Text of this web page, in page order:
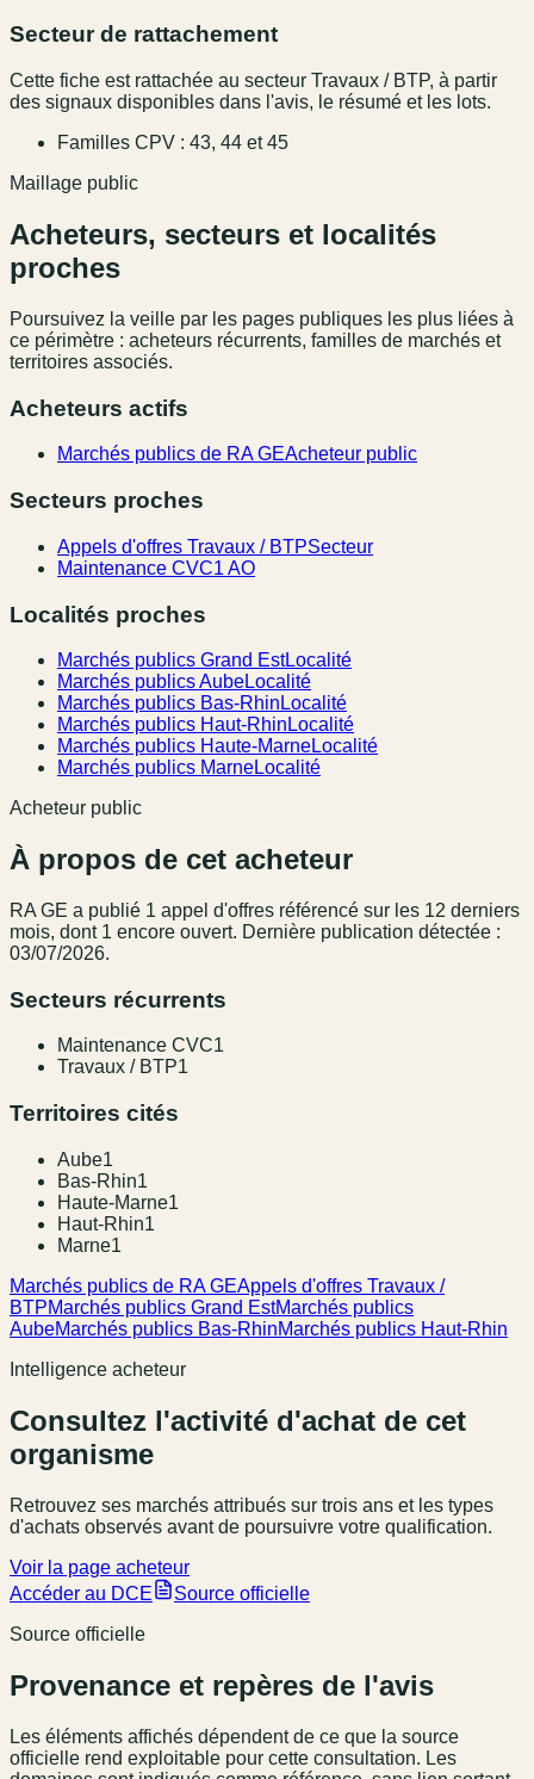
Secteur de rattachement
Cette fiche est rattachée au secteur Travaux / BTP, à partir
des signaux disponibles dans l'avis, le résumé et les lots.
Familles CPV : 43, 44 et 45
Maillage public
Acheteurs, secteurs et localités
proches
Poursuivez la veille par les pages publiques les plus liées à
ce périmètre : acheteurs récurrents, familles de marchés et
territoires associés.
Acheteurs actifs
Marchés publics de RA GEAcheteur public
Secteurs proches
Appels d'offres Travaux / BTPSecteur
Maintenance CVC1 AO
Localités proches
Marchés publics Grand EstLocalité
Marchés publics AubeLocalité
Marchés publics Bas-Rhin Localité
Marchés publics Haut-Rhin Localité
Marchés publics Haute-MarneLocalité
Marchés publics MarneLocalité
Acheteur public
À propos de cet acheteur
RA GE a publié 1 appel d'offres référencé sur les 12 derniers
mois, dont 1 encore ouvert. Dernière publication détectée :
03/07/2026.
Secteurs récurrents
Maintenance CVC1
Travaux / BTP1
Territoires cités
Aube1
Bas-Rhin1
Haute-Marne1
Haut-Rhin1
Marne1
Marchés publics de RA GEAppels d'offres Travaux /
BTPMarchés publics Grand EstMarchés publics
AubeMarchés publics Bas-RhinMarchés publics Haut-Rhin
Intelligence acheteur
Consultez l'activité d'achat de cet
organisme
Retrouvez ses marchés attribués sur trois ans et les types
d'achats observés avant de poursuivre votre qualification.
Voir la page acheteur
Accéder au DCE
Source officielle
Source officielle
Provenance et repères de l'avis
Les éléments affichés dépendent de ce que la source
officielle rend exploitable pour cette consultation. Les